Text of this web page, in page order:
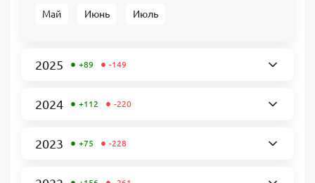
Май Июнь Июль
2025 • +89 • -149
2024 • +112 • -220
2023 • +75 • -228